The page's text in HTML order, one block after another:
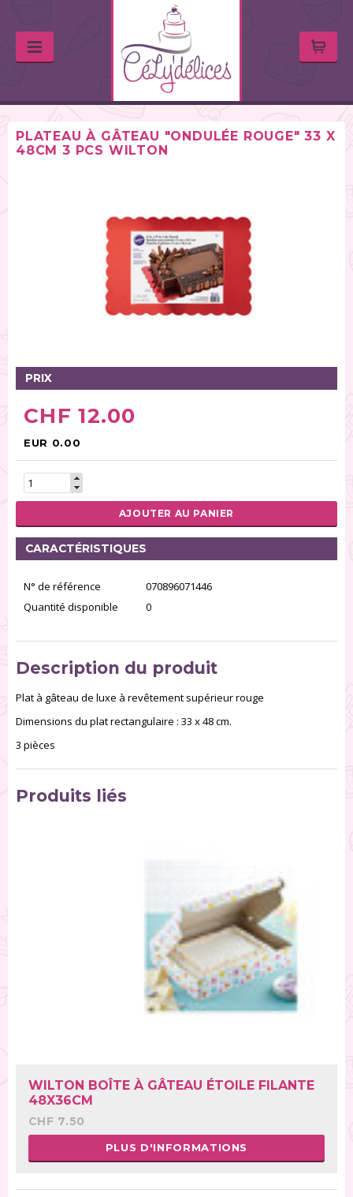
PLATEAU À GÂTEAU "ONDULÉE ROUGE" 33 X
48CM 3 PCS WILTON
PRIX
CHF 12.00
EUR 0.00
AJOUTER AU PANIER
CARACTÉRISTIQUES
N° de référence
070896071446
Quantité disponible
0
Description du produit
Plat à gâteau de luxe à revêtement supérieur rouge
Dimensions du plat rectangulaire : 33 x 48 cm.
3 pièces
Produits liés
WILTON BOÎTE À GÂTEAU ÉTOILE FILANTE
48X36CM
CHF 7.50
PLUS D'INFORMATIONS